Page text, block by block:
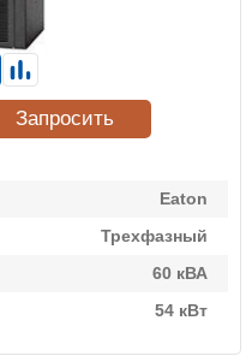
Eaton
Трехфазный
60 кВА
54 кВт
Запросить